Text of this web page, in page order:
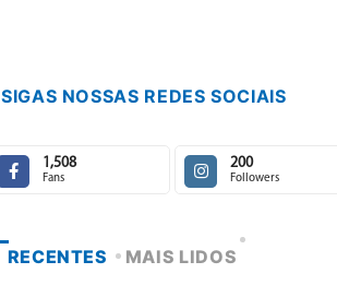
SIGAS NOSSAS REDES SOCIAIS
1,508
Fans
200
Followers
RECENTES MAIS LIDOS